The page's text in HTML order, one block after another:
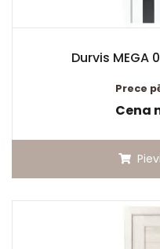
Durvis MEGA
Prece
Cena